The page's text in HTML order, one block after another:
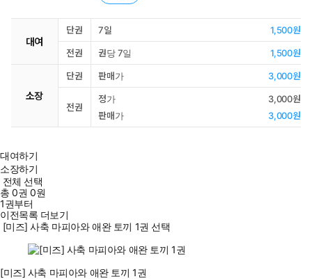
대여
단권 7일 1,500원
전권 권당 7일 1,500원
소장
단권 판매가 3,000원
전권
정가
3,000원
판매가
3,000원
대여하기
소장하기
전체 선택
총0권 0원
1권부터
이전목록 더보기
[미즈] 사축 마피아와 애완 토끼 1권 선택
[미즈] 사축 마피아와 애완 토끼 1권